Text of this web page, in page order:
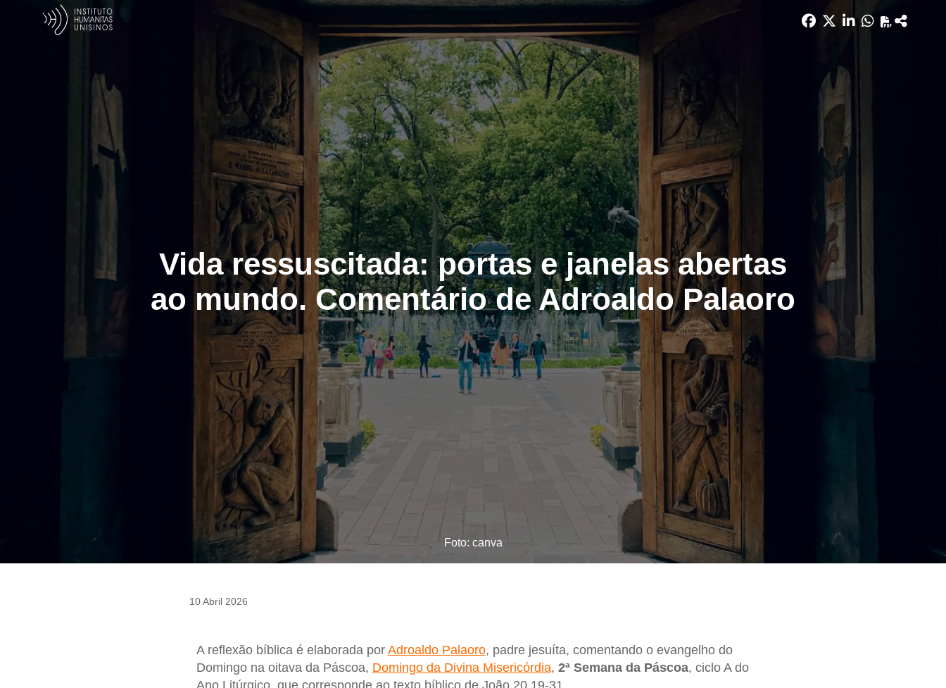
Vida ressuscitada: portas e janelas abertas
ao mundo. Comentário de Adroaldo Palaoro
Foto: canva
10 Abril 2026
A reflexão bíblica é elaborada por Adroaldo Palaoro, padre jesuíta, comentando o evangelho do
Domingo na oitava da Páscoa, Domingo da Divina Misericórdia, 2ª Semana da Páscoa, ciclo A do
Ano Litúrgico, que corresponde ao texto bíblico de João 20,19-31.